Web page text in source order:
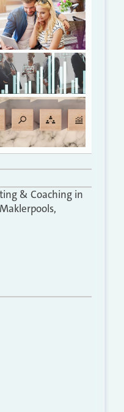
& Coaching in